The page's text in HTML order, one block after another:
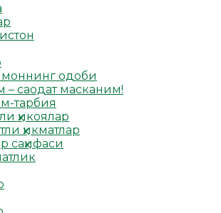
одоби
– саодат масканим!
тарбия
ҳикоялар
ҳикматлар
саҳифаси